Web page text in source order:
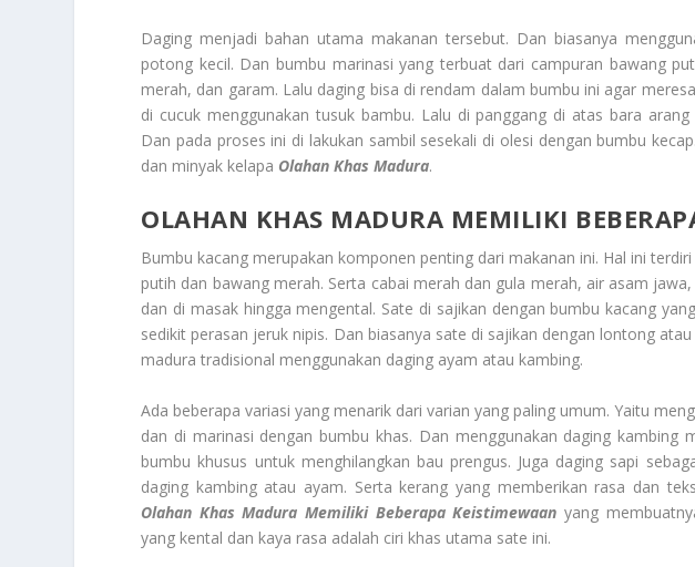
Daging menjadi bahan utama makanan tersebut. Dan biasanya
potong kecil. Dan bumbu marinasi yang terbuat dari campuran bawang
merah, dan garam. Lalu daging bisa di rendam dalam bumbu ini agar
di cucuk menggunakan tusuk bambu. Lalu di panggang di atas bara
Dan pada proses ini di lakukan sambil sesekali di olesi dengan bumbu
dan minyak kelapa Olahan Khas Madura.
OLAHAN KHAS MADURA MEMILIKI
Bumbu kacang merupakan komponen penting dari makanan ini. Hal ini
putih dan bawang merah. Serta cabai merah dan gula merah, air asam
dan di masak hingga mengental. Sate di sajikan dengan bumbu kacang
sedikit perasan jeruk nipis. Dan biasanya sate di sajikan dengan lontong
madura tradisional menggunakan daging ayam atau kambing.
Ada beberapa variasi yang menarik dari varian yang paling umum. Yaitu
dan di marinasi dengan bumbu khas. Dan menggunakan daging kambing
bumbu khusus untuk menghilangkan bau prengus. Juga daging sapi
daging kambing atau ayam. Serta kerang yang memberikan rasa dan
Olahan Khas Madura Memiliki Beberapa Keistimewaan yang
yang kental dan kaya rasa adalah ciri khas utama sate ini.